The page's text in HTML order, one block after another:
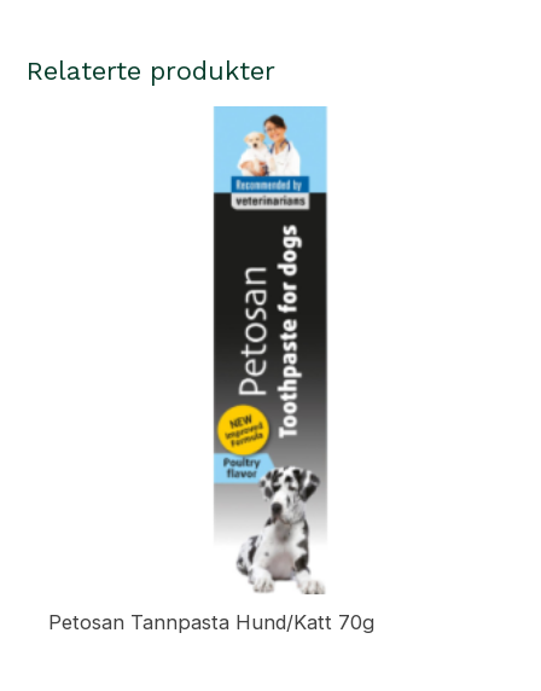
flere
Relaterte produkter
Petosan Tannpasta Hund/Katt 70g